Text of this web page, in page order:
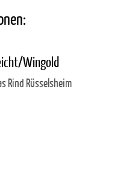
Wingold
Rind Rüsselsheim